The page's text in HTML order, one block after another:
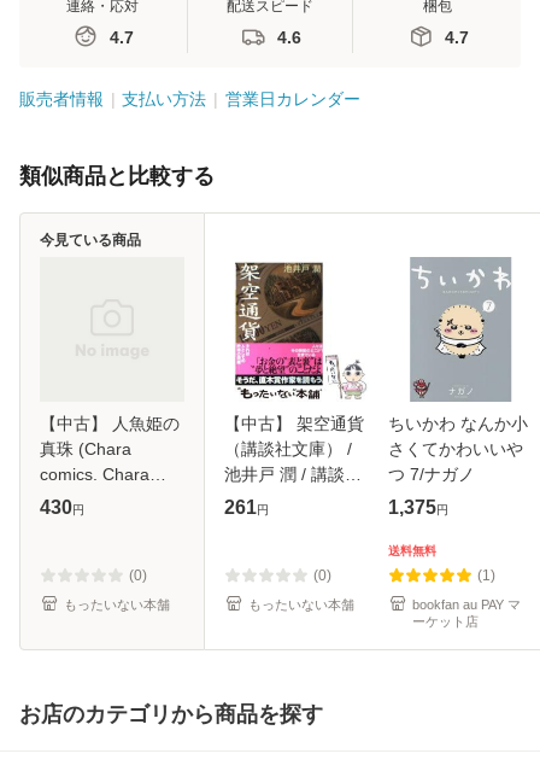
連絡・応対
4.7
配送スピード
4.6
梱包
4.7
販売者情報 支払い方法 営業日カレンダー
類似商品と比較する
【中古】 人魚姫の
真珠 (Chara
comics. Chara
comics collection) /
[コミック]【メール
便送料無料】
430円
(0)
もったいない本舗
今見ている商品
【中古】 架空通貨
（講談社文庫） /
池井戸 潤 / 講談社
[文庫]【メール便送
261円
(0)
もったいない本舗
ちいかわ なんか小
さくてかわいいや
つ 7/ナガノ
1,375円
送料無料
(1)
bookfan au PAY マ
ーケット店
お店のカテゴリから商品を探す